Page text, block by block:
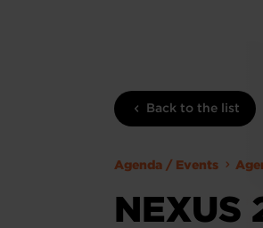
Back to the list
Agenda / Events
NEXUS